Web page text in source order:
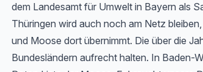
dem Landesamt für Umwelt in Bayern als
Thüringen wird auch noch am Netz
und Moose dort übernimmt. Die über die
Bundesländern aufrecht halten. In Baden-